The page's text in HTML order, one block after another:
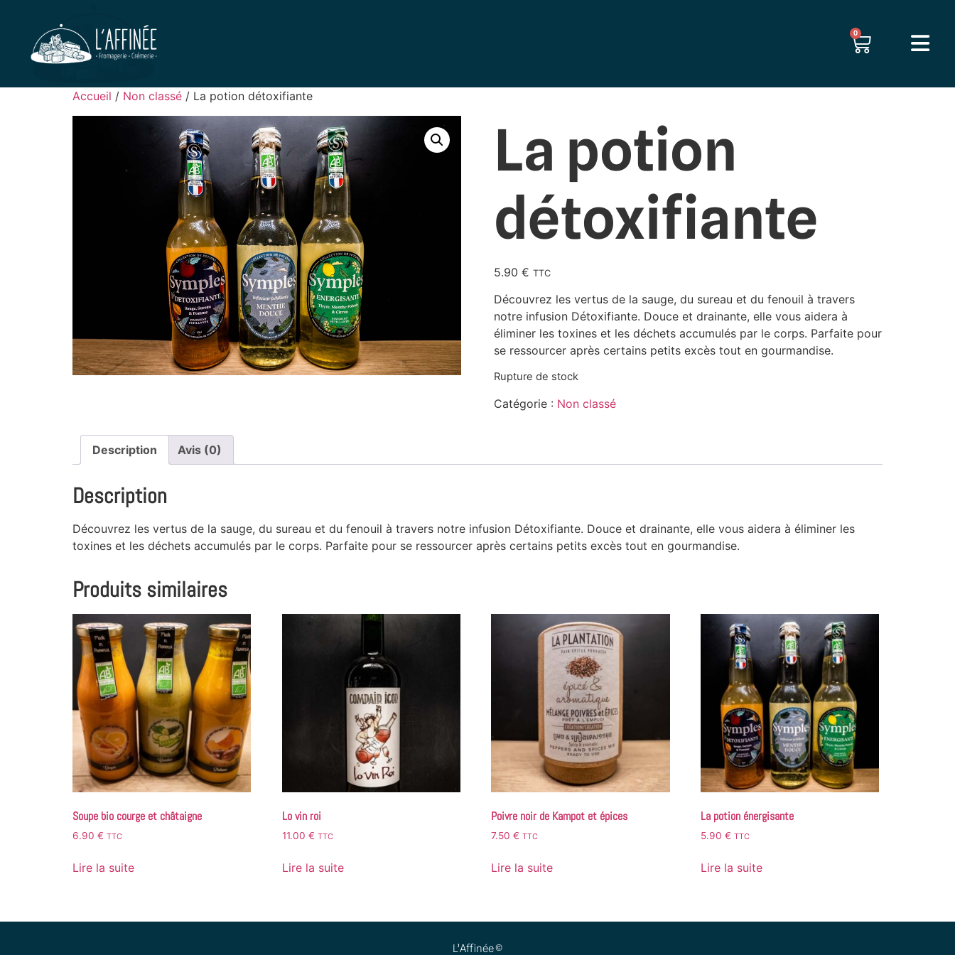
0
Accueil / Non classé / La potion détoxifiante
La potion
détoxifiante
5.90 € TTC
Découvrez les vertus de la sauge, du sureau et du fenouil à travers
notre infusion Détoxifiante. Douce et drainante, elle vous aidera à
éliminer les toxines et les déchets accumulés par le corps. Parfaite pour
se ressourcer après certains petits excès tout en gourmandise.
Rupture de stock
Catégorie : Non classé
Description Avis (0)
Description
Découvrez les vertus de la sauge, du sureau et du fenouil à travers notre infusion Détoxifiante. Douce et drainante, elle vous aidera à éliminer les
toxines et les déchets accumulés par le corps. Parfaite pour se ressourcer après certains petits excès tout en gourmandise.
Produits similaires
Soupe bio courge et châtaigne
6.90 € TTC
Lire la suite
Lo vin roi
11.00 € TTC
Lire la suite
Poivre noir de Kampot et épices
7.50€ TTC
Lire la suite
La potion énergisante
5.90€ TTC
Lire la suite
L’Affinée ©